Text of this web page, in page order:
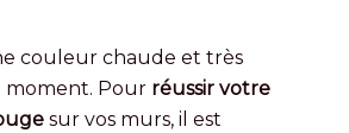
couleur chaude et très
moment. Pour réussir votre
sur vos murs, il est